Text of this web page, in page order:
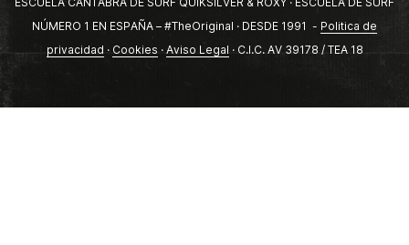
NÚMERO 1 EN ESPAÑA – #TheOriginal · DESDE 1991 - Politica de
privacidad · Cookies · Aviso Legal · C.I.C. AV 39178 / TEA 18